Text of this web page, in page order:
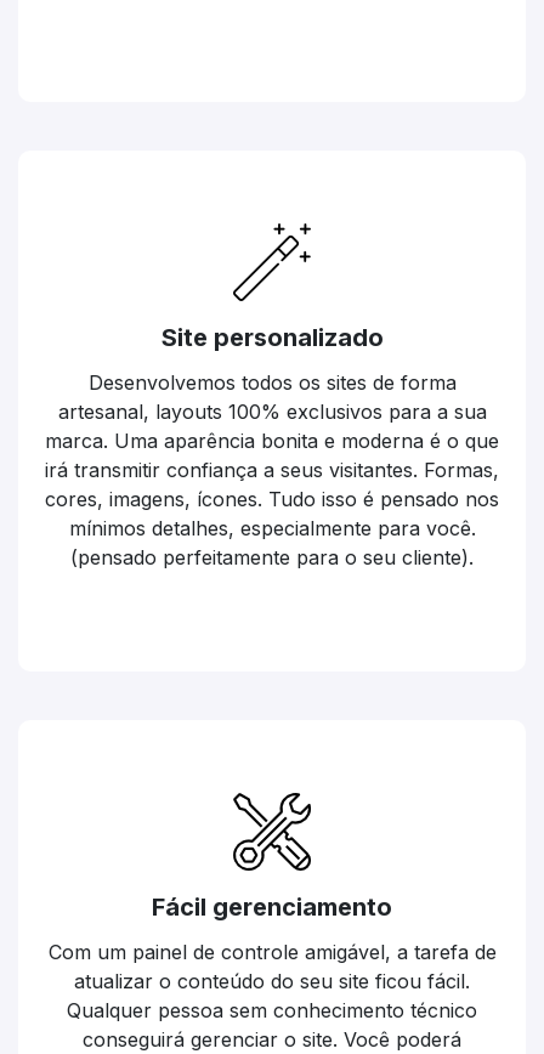
Site personalizado
Desenvolvemos todos os sites de forma
artesanal, layouts 100% exclusivos para a sua
marca. Uma aparência bonita e moderna é o que
irá transmitir confiança a seus visitantes. Formas,
cores, imagens, ícones. Tudo isso é pensado nos
mínimos detalhes, especialmente para você.
(pensado perfeitamente para o seu cliente).
Fácil gerenciamento
Com um painel de controle amigável, a tarefa de
atualizar o conteúdo do seu site ficou fácil.
Qualquer pessoa sem conhecimento técnico
conseguirá gerenciar o site. Você poderá